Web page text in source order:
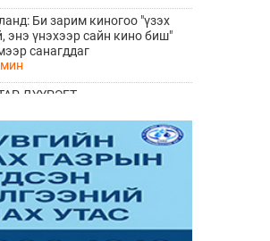
Би зарим киногоо "үзэх
энэ үнэхээр сайн кино биш"
санагддаг
ДҮҮРЭГТ
БАЙНА
мин
хоногийн цаг агаарын
төлөв